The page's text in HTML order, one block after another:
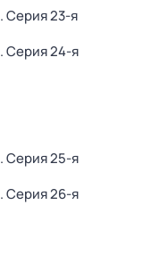
. Серия 23-я
. Серия 24-я
. Серия 25-я
. Серия 26-я